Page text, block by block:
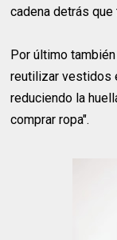
cadena detrás
Por último
reutilizar vestidos
reduciendo la
comprar ropa".